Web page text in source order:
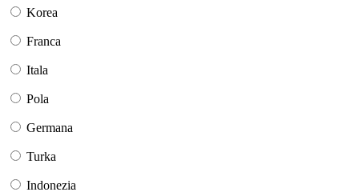
Korea
Franca
Itala
Pola
Germana
Turka
Indonezia